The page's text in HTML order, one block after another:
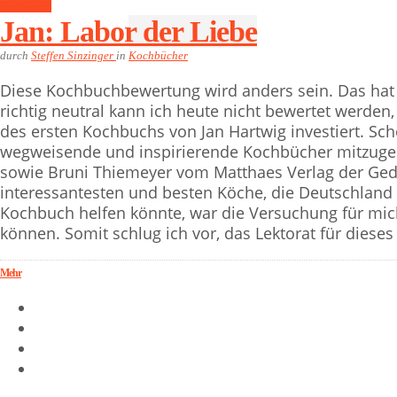
Jan: Labor der Liebe
durch Steffen Sinzinger in Kochbücher
Diese Kochbuchbewertung wird anders sein. Das
richtig neutral kann ich heute nicht bewertet
des ersten Kochbuchs von Jan Hartwig investiert.
wegweisende und inspirierende Kochbücher
sowie Bruni Thiemeyer vom Matthaes Verlag der
interessantesten und besten Köche, die
Kochbuch helfen könnte, war die Versuchung für
können. Somit schlug ich vor, das Lektorat für
Mehr